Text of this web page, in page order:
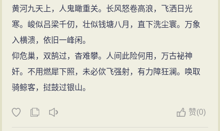
《古文学家别集类案》中评价元好问：“遗山笔力奇伟，
吸纳万流，遗集四十卷，与《金史》相为表里。”应当
说，这些评价虽有拔高之嫌，却也说明元好问的词的确
是达到了一定的水平。从青年时代起他就填词，到晚年
也没有放弃。就风格而言，以金朝灭亡为界，前期清雄
豪放，后期苍凉深郁。
元好问不仅诗词功底深厚，而且自称“诗中疏凿手”，
韵、格调的兼容；主张李、杜并列；提倡多元继承的诗
风；开郝经诗歌理论之先端。元好问的诗歌理论观点影
响也有元一代的诗歌理论。
文学
元好问的主要文学成就
元好问诗歌的主要成就在于丧乱诗的思想价值和山
点，一是真实地反映了金朝被灭亡，人民遭涂炭的社会
军突袭秀容，屠城十万余众，其兄元好古丧生。为避兵
祸，元好问举家迁往河南福昌，后转徙登封。
卫绍王崇庆元年（1212年），元好问又到中都（今
北京）第三次参加考试，仍未考中。这年正月，金朝三
十万大军被蒙古击败，蒙古已逼近中都，路途的坎坷、
国家的危机，加上考试的失败，使他的情绪非常低沉忧
黄河九天上，人鬼瞰重关。长风怒卷高浪，飞洒日光
寒。峻似吕梁千仞，壮似钱塘八月，直下洗尘寰。万象
入横溃，依旧一峰闲。
仰危巢，双鹄过，杳难攀。人间此险何用，万古袐神
奸。不用燃犀下照，未必佽飞强射，有力障狂澜。唤取
骑鲸客，挝鼓过银山。
赞(0)